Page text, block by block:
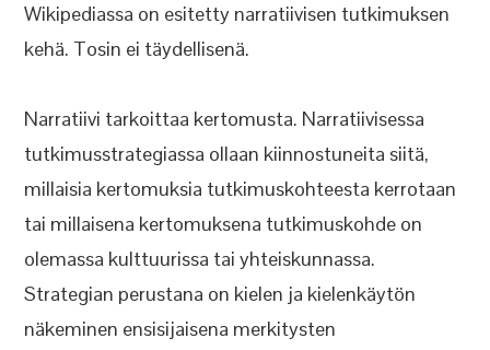
Wikipediassa on esitetty narratiivisen tutkimuksen
kehä. Tosin ei täydellisenä.
Narratiivi tarkoittaa kertomusta. Narratiivisessa
tutkimusstrategiassa ollaan kiinnostuneita siitä,
millaisia kertomuksia tutkimuskohteesta kerrotaan
tai millaisena kertomuksena tutkimuskohde on
olemassa kulttuurissa tai yhteiskunnassa.
Strategian perustana on kielen ja kielenkäytön
näkeminen ensisijaisena merkitysten